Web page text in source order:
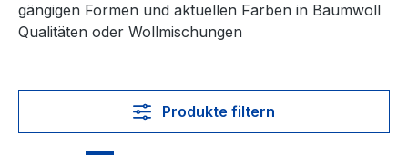
gängigen Formen und aktuellen Farben in Baumwoll
Qualitäten oder Wollmischungen
Produkte filtern